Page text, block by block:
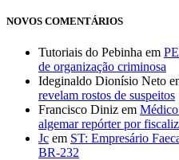
NOVOS COMENTÁRIOS
Tutoriais do Pebinha em
de organização criminosa
Ideginaldo Dionísio Neto
revelam rostos de suspeitos
Francisco Diniz em
algemar repórter por
Jc em ST: Empresário
BR-232